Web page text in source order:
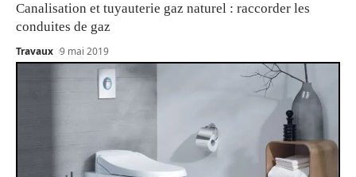
Canalisation et tuyauterie gaz naturel : raccorder les
conduites de gaz
Travaux 9 mai 2019